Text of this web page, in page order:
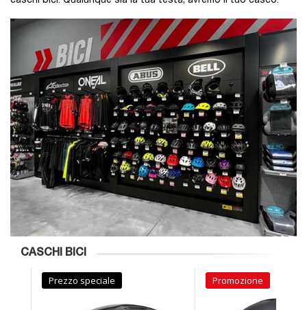
CASCHI BICI
Prezzo speciale Promozione